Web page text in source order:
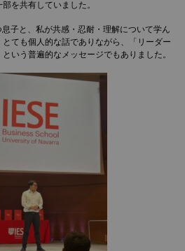
を共有していました。
子と、私が共感・忍耐・理解について学ん
ても個人的な話でありながら、「リーダー
いう普遍的なメッセージでもありました。